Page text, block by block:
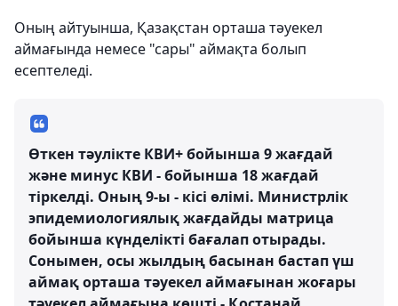
Оның айтуынша, Қазақстан орташа тәуекел
аймағында немесе "сары" аймақта болып
есептеледі.
Өткен тәулікте КВИ+ бойынша 9 жағдай
және минус КВИ - бойынша 18 жағдай
тіркелді. Оның 9-ы - кісі өлімі. Министрлік
эпидемиологиялық жағдайды матрица
бойынша күнделікті бағалап отырады.
Сонымен, осы жылдың басынан бастап үш
аймақ орташа тәуекел аймағынан жоғары